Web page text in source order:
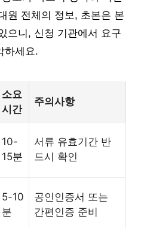
원 전체의 정보, 초본은 본
으니, 신청 기관에서 요구
하세요.
소요
시간
주의사항
10-
15분
서류 유효기간 반
드시 확인
5-10
분
공인인증서 또는
간편인증 준비